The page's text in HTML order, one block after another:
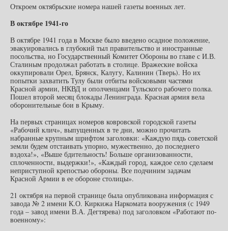
Откроем октябрьские номера нашей газеты военных лет.
В октябре 1941-го
В октябре 1941 года в Москве было введено осадное положение,
эвакуировались в глубокий тыл правительство и иностранные
посольства, но Государственный Комитет Обороны во главе с И.В.
Сталиным продолжал работать в столице. Вражеские войска
оккупировали Орел, Брянск, Калугу, Калинин (Тверь). Но их
попытки захватить Тулу были отбиты войсковыми частями
Красной армии, НКВД и ополченцами Тульского рабочего полка.
Пошел второй месяц блокады Ленинграда. Красная армия вела
оборонительные бои в Крыму.
На первых страницах номеров ковровской городской газеты
«Рабочий клич», выпущенных в те дни, можно прочитать
набранные крупным шрифтом заголовки: «Каждую пядь советской
земли будем отстаивать упорно, мужественно, до последнего
вздоха!», «Выше бдительность! Больше организованности,
сплоченности, выдержки!», «Каждый город, каждое село сделаем
неприступной крепостью обороны. Все подчиним задачам
Красной Армии в ее обороне столицы».
21 октября на первой странице была опубликована информация с
завода № 2 имени К.О. Киркижа Наркомата вооружения (с 1949
года – завод имени В.А. Дегтярева) под заголовком «Работают по-
военному»: